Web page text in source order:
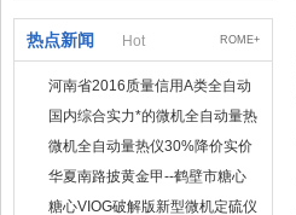
热点新闻 Hot ROME+
河南省2016质量信用A类全自动
量热仪
国内综合实力*的微机全自动量热
仪制造企业
微机全自动量热仪30%降价实价
出售
华夏南路披黄金甲--鹤壁市糖心
VIOG破解版仪器仪表有限公司
糖心VIOG破解版新型微机定硫仪